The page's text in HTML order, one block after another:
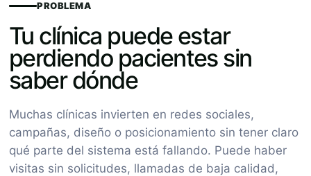
PROBLEMA
Tu clínica puede estar
perdiendo pacientes sin
saber dónde
Muchas clínicas invierten en redes sociales,
campañas, diseño o posicionamiento sin tener claro
qué parte del sistema está fallando. Puede haber
visitas sin solicitudes, llamadas de baja calidad,